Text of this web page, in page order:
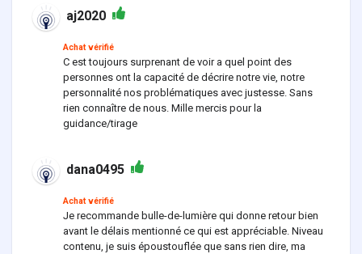
aj2020
Achat vérifié
C est toujours surprenant de voir a quel point des
personnes ont la capacité de décrire notre vie, notre
personnalité nos problématiques avec justesse. Sans
rien connaître de nous. Mille mercis pour la
guidance/tirage
dana0495
Achat vérifié
Je recommande bulle-de-lumière qui donne retour bien
avant le délais mentionné ce qui est appréciable. Niveau
contenu, je suis époustouflée que sans rien dire, ma